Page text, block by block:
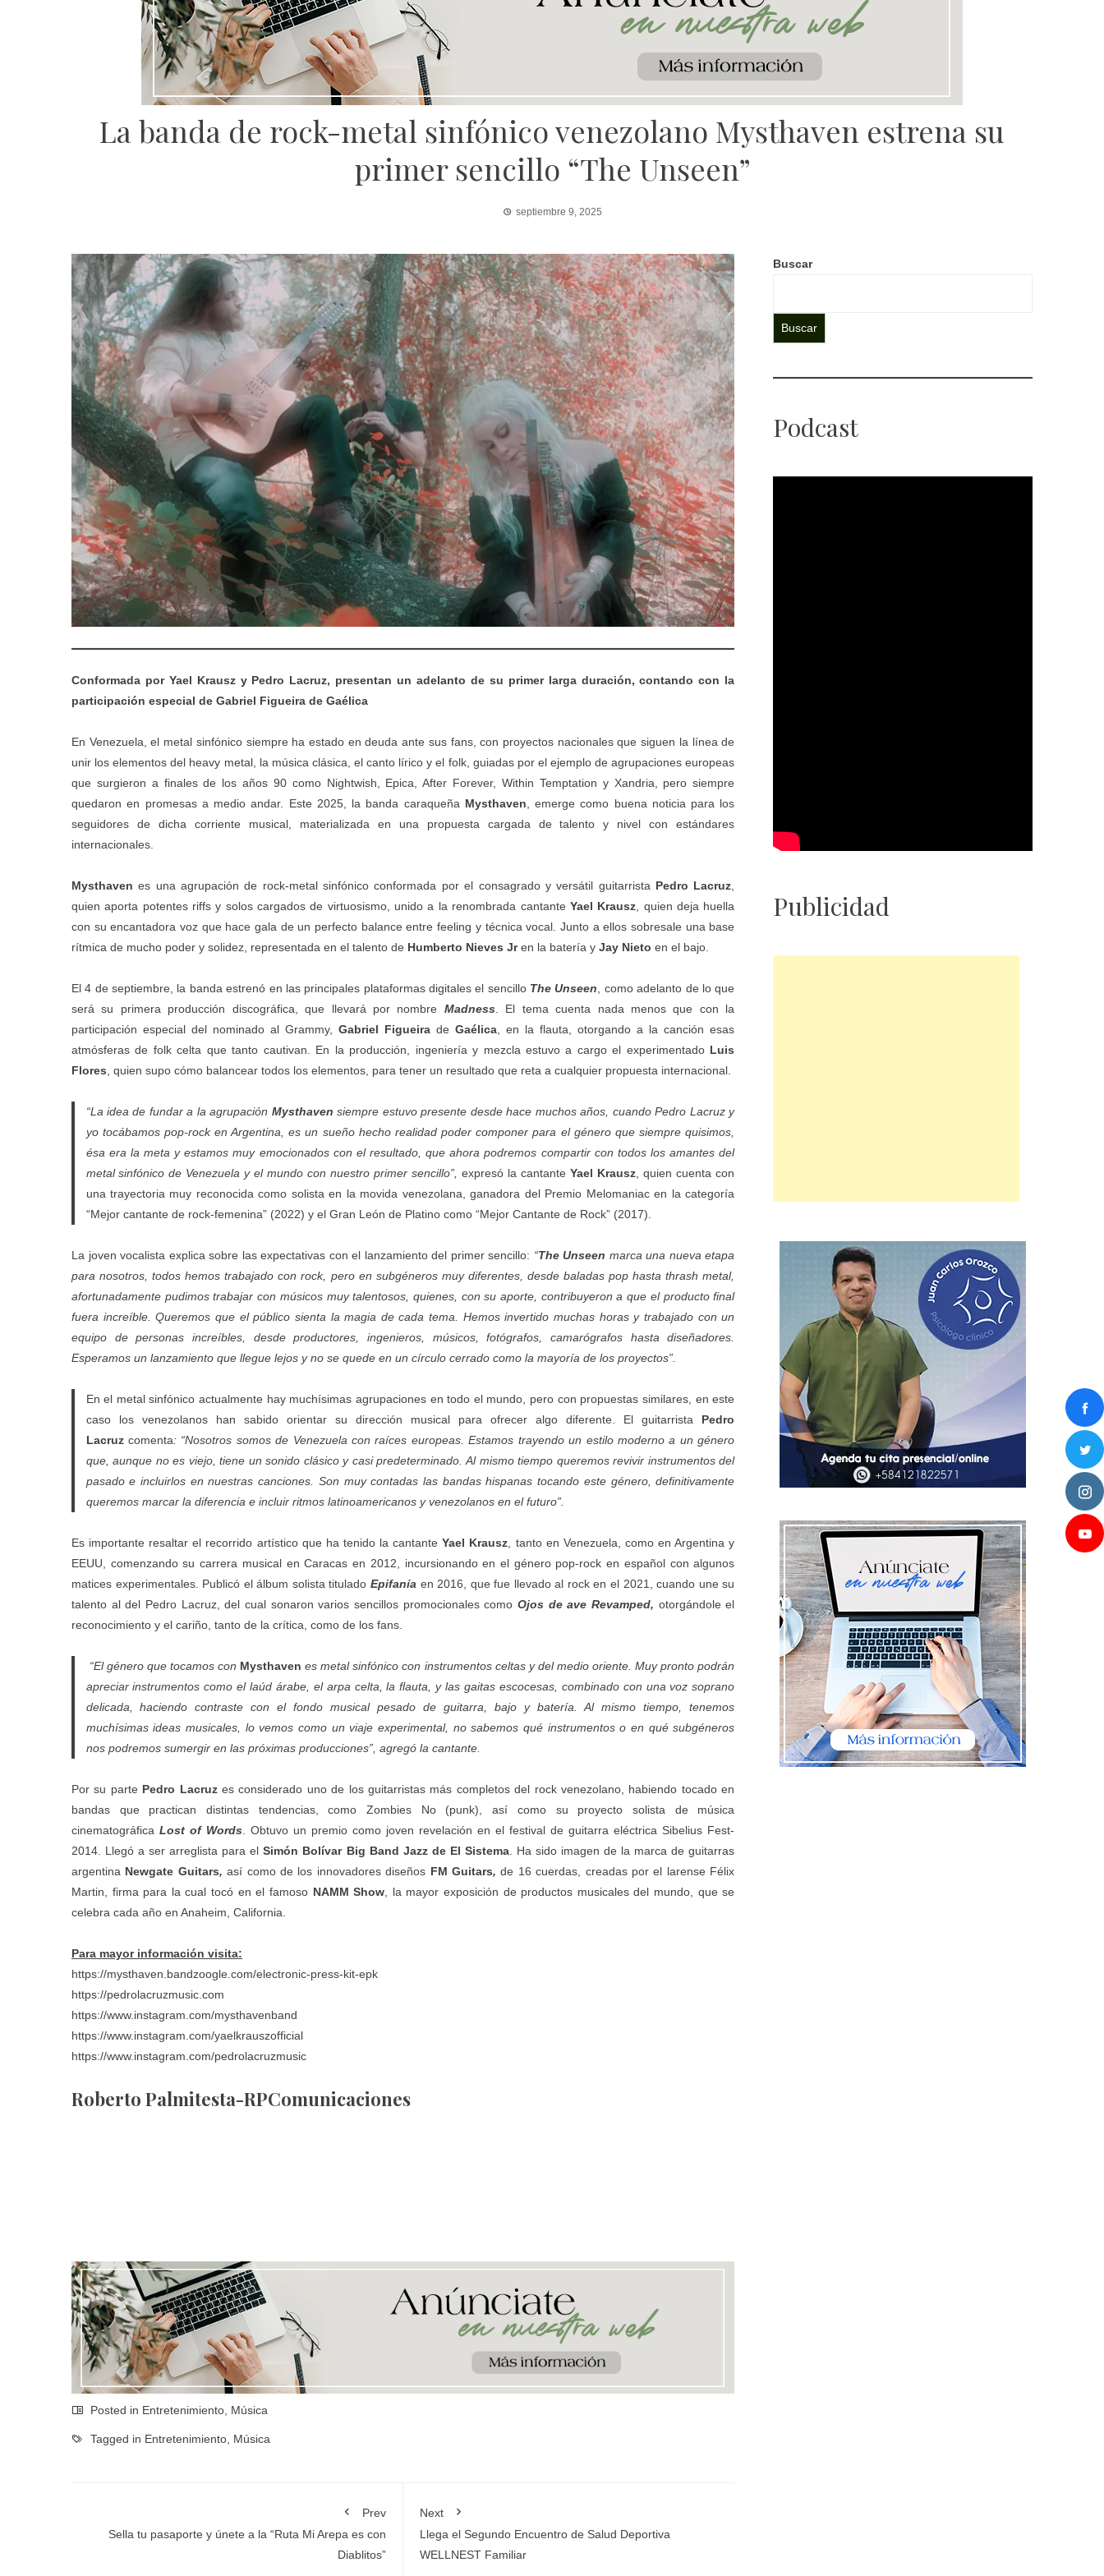
La banda de rock-metal sinfónico venezolano Mysthaven estrena su
primer sencillo “The Unseen”
septiembre 9, 2025
Conformada por Yael Krausz y Pedro Lacruz, presentan un adelanto de su primer larga duración, contando con la
participación especial de Gabriel Figueira de Gaélica
En Venezuela, el metal sinfónico siempre ha estado en deuda ante sus fans, con proyectos nacionales que siguen la línea de
unir los elementos del heavy metal, la música clásica, el canto lírico y el folk, guiadas por el ejemplo de agrupaciones europeas
que surgieron a finales de los años 90 como Nightwish, Epica, After Forever, Within Temptation y Xandria, pero siempre
quedaron en promesas a medio andar. Este 2025, la banda caraqueña Mysthaven , emerge como buena noticia para los
seguidores de dicha corriente musical, materializada en una propuesta cargada de talento y nivel con estándares
internacionales.
Mysthaven es una agrupación de rock-metal sinfónico conformada por el consagrado y versátil guitarrista Pedro Lacruz
quien aporta potentes riffs y solos cargados de virtuosismo, unido a la renombrada cantante Yael Krausz , quien deja huella
con su encantadora voz que hace gala de un perfecto balance entre feeling y técnica vocal. Junto a ellos sobresale una base
rítmica de mucho poder y solidez, representada en el talento de Humberto Nieves Jren la batería y Jay Nieto en el bajo.
El 4 de septiembre, la banda estrenó en las principales plataformas digitales el sencillo The Unseen , como adelanto de lo que
será su primera producción discográfica, que llevará por nombre Madness. El tema cuenta nada menos que con la
participación especial del nominado al Grammy,Gabriel Figueirade Gaélica , en la flauta, otorgando a la canción esas
atmósferas de folk celta que tanto cautivan. En la producción, ingeniería y mezcla estuvo a cargo el experimentado Luis
Flores , quien supo cómo balancear todos los elementos, para tener un resultado que reta a cualquier propuesta internacional.
“La idea de fundar a la agrupación Mysthaven siempre estuvo presente desde hace muchos años, cuando Pedro Lacruz y
yo tocábamos pop-rock en Argentina, es un sueño hecho realidad poder componer para el género que siempre quisimos,
ésa era la meta y estamos muy emocionados con el resultado, que ahora podremos compartir con todos los amantes del
metal sinfónico de Venezuela y el mundo con nuestro primer sencillo”, expresó la cantanteYael Krausz , quien cuenta con
una trayectoria muy reconocida como solista en la movida venezolana, ganadora del Premio Melomaniac en la categoría
“Mejor cantante de rock-femenina” (2022) y el Gran León de Platino como “Mejor Cantante de Rock” (2017).
La joven vocalista explica sobre las expectativas con el lanzamiento del primer sencillo: “The Unseen marca una nueva etapa
para nosotros, todos hemos trabajado con rock, pero en subgéneros muy diferentes, desde baladas pop hasta thrash metal,
afortunadamente pudimos trabajar con músicos muy talentosos, quienes, con su aporte, contribuyeron a que el producto final
fuera increíble. Queremos que el público sienta la magia de cada tema. Hemos invertido muchas horas y trabajado con un
equipo de personas increíbles, desde productores, ingenieros, músicos, fotógrafos, camarógrafos hasta diseñadores.
Esperamos un lanzamiento que llegue lejos y no se quede en un círculo cerrado como la mayoría de los proyectos”.
En el metal sinfónico actualmente hay muchísimas agrupaciones en todo el mundo, pero con propuestas similares, en este
caso los venezolanos han sabido orientar su dirección musical para ofrecer algo diferente. El guitarrista Pedro
Lacruzcomenta: “Nosotros somos de Venezuela con raíces europeas. Estamos trayendo un estilo moderno a un género
que, aunque no es viejo, tiene un sonido clásico y casi predeterminado. Al mismo tiempo queremos revivir instrumentos del
pasado e incluirlos en nuestras canciones. Son muy contadas las bandas hispanas tocando este género, definitivamente
queremos marcar la diferencia e incluir ritmos latinoamericanos y venezolanos en el futuro”.
Es importante resaltar el recorrido artístico que ha tenido la cantanteYael Krausz , tanto en Venezuela, como en Argentina y
EEUU, comenzando su carrera musical en Caracas en 2012, incursionando en el género pop-rock en español con algunos
matices experimentales. Publicó el álbum solista titulado Epifanía en 2016, que fue llevado al rock en el 2021, cuando une su
talento al del Pedro Lacruz, del cual sonaron varios sencillos promocionales como Ojos de ave Revamped, otorgándole el
reconocimiento y el cariño, tanto de la crítica, como de los fans.
“El género que tocamos con Mysthaven es metal sinfónico con instrumentos celtas y del medio oriente. Muy pronto podrán
apreciar instrumentos como el laúd árabe, el arpa celta, la flauta, y las gaitas escocesas, combinado con una voz soprano
delicada, haciendo contraste con el fondo musical pesado de guitarra, bajo y batería. Al mismo tiempo, tenemos
muchísimas ideas musicales, lo vemos como un viaje experimental, no sabemos qué instrumentos o en qué subgéneros
nos podremos sumergir en las próximas producciones”, agregó la cantante.
Por su parte Pedro Lacruzes considerado uno de los guitarristas más completos del rock venezolano, habiendo tocado en
bandas que practican distintas tendencias, como Zombies No (punk), así como su proyecto solista de música
cinematográficaLost of Words . Obtuvo un premio como joven revelación en el festival de guitarra eléctrica Sibelius Fest-
2014. Llegó a ser arreglista para elSimón Bolívar Big Band Jazz de El Sistema. Ha sido imagen de la marca de guitarras
argentina Newgate Guitars,así como de los innovadores diseños FM Guitars,de 16 cuerdas, creadas por el larense Félix
Martin, firma para la cual tocó en el famoso NAMM Show , la mayor exposición de productos musicales del mundo, que se
celebra cada año en Anaheim, California.
Para mayor información visita:
https://mysthaven.bandzoogle.com/electronic-press-kit-epk
https://pedrolacruzmusic.com
https://www.instagram.com/mysthavenband
https://www.instagram.com/yaelkrauszofficial
https://www.instagram.com/pedrolacruzmusic
Roberto Palmitesta-RPComunicaciones
Posted in Entretenimiento Música
Tagged in Entretenimiento Música
Prev
Sella tu pasaporte y únete a la “Ruta Mi Arepa es con
Diablitos”
Next
Llega el Segundo Encuentro de Salud Deportiva
WELLNEST Familiar
Buscar
Buscar
Podcast
Publicidad